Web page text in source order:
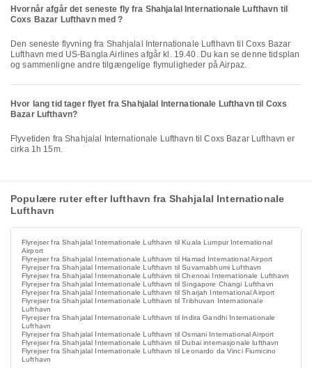
Hvornår afgår det seneste fly fra Shahjalal Internationale Lufthavn til
Coxs Bazar Lufthavn med ?
Den seneste flyvning fra Shahjalal Internationale Lufthavn til Coxs Bazar
Lufthavn med US-Bangla Airlines afgår kl. 19.40. Du kan se denne tidsplan
og sammenligne andre tilgængelige flymuligheder på Airpaz.
Hvor lang tid tager flyet fra Shahjalal Internationale Lufthavn til Coxs
Bazar Lufthavn?
Flyvetiden fra Shahjalal Internationale Lufthavn til Coxs Bazar Lufthavn er
cirka 1h 15m.
Populære ruter efter lufthavn fra Shahjalal Internationale
Lufthavn
Flyrejser fra Shahjalal Internationale Lufthavn til Kuala Lumpur International
Airport
Flyrejser fra Shahjalal Internationale Lufthavn til Hamad International Airport
Flyrejser fra Shahjalal Internationale Lufthavn til Suvarnabhumi Lufthavn
Flyrejser fra Shahjalal Internationale Lufthavn til Chennai Internationale Lufthavn
Flyrejser fra Shahjalal Internationale Lufthavn til Singapore Changi Lufthavn
Flyrejser fra Shahjalal Internationale Lufthavn til Sharjah International Airport
Flyrejser fra Shahjalal Internationale Lufthavn til Tribhuvan Internationale
Lufthavn
Flyrejser fra Shahjalal Internationale Lufthavn til Indira Gandhi Internationale
Lufthavn
Flyrejser fra Shahjalal Internationale Lufthavn til Osmani International Airport
Flyrejser fra Shahjalal Internationale Lufthavn til Dubai internasjonale lufthavn
Flyrejser fra Shahjalal Internationale Lufthavn til Leonardo da Vinci Fiumicino
Lufthavn